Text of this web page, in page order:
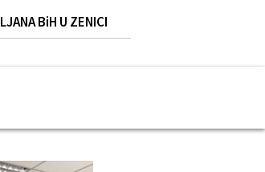
BiH U ZENICI